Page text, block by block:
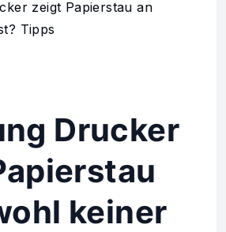
Drucker
keiner